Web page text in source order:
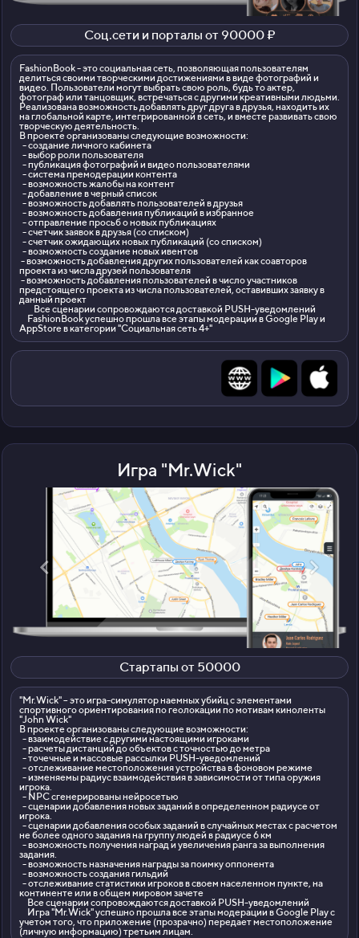
Соц.сети и порталы от 90000 ₽
FashionBook - это социальная сеть, позволяющая пользователям
делиться своими творческими достижениями в виде фотографий и
видео. Пользователи могут выбрать свою роль, будь то актер,
фотограф или танцовщик, встречаться с другими креативными людьми.
Реализована возможность добавлять друг друга в друзья, находить их
на глобальной карте, интегрированной в сеть, и вместе развивать свою
творческую деятельность.
В проекте организованы следующие возможности:
- создание личного кабинета
- выбор роли пользователя
- публикация фотографий и видео пользователями
- система премодерации контента
- возможность жалобы на контент
- добавление в черный список
- возможность добавлять пользователей в друзья
- возможность добавления публикаций в избранное
- отправление просьб о новых публикациях
- счетчик заявок в друзья (со списком)
- счетчик ожидающих новых публикаций (со списком)
- возможность создание новых ивентов
- возможность добавления других пользователей как соавторов
проекта из числа друзей пользователя
- возможность добавления пользователей в число участников
предстоящего проекта из числа пользователей, оставивших заявку в
данный проект
Все сценарии сопровождаются доставкой PUSH-уведомлений
FashionBook успешно прошла все этапы модерации в Google Play и
AppStore в категории "Социальная сеть 4+"
Игра "Mr.Wick"
Стартапы от 50000
"Mr.Wick" – это игра-симулятор наемных убийц с элементами
спортивного ориентирования по геолокации по мотивам киноленты
"John Wick"
В проекте организованы следующие возможности:
- взаимодействие с другими настоящими игроками
- расчеты дистанций до объектов с точностью до метра
- точечные и массовые рассылки PUSH-уведомлений
- отслеживание местоположения устройства в фоновом режиме
- изменяемы радиус взаимодействия в зависимости от типа оружия
игрока.
- NPC сгенерированы нейросетью
- сценарии добавления новых заданий в определенном радиусе от
игрока.
- сценарии добавления особых заданий в случайных местах с расчетом
не более одного задания на группу людей в радиусе 6 км
- возможность получения наград и увеличения ранга за выполнения
задания.
- возможность назначения награды за поимку оппонента
- возможность создания гильдий
- отслеживание статистики игроков в своем населенном пункте, на
континенте или в общем мировом зачете
Все сценарии сопровождаются доставкой PUSH-уведомлений
Игра "Mr.Wick" успешно прошла все этапы модерации в Google Play с
учетом того, что приложение (прозрачно) передает местоположение
(личную информацию) третьим лицам.